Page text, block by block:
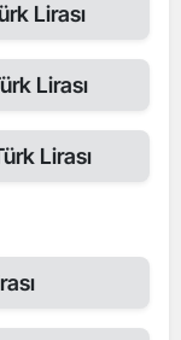
Lirası
Lirası
Lirası